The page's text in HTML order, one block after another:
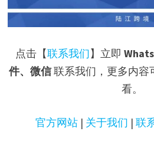
点击【联系我们】立即
件、微信联系我们，更多内容
看。
官方网站 | 关于我们 |联